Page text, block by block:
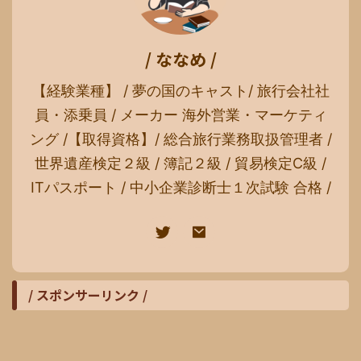
/ ななめ /
【経験業種】 / 夢の国のキャスト/ 旅行会社社
員・添乗員 / メーカー 海外営業・マーケティ
ング /【取得資格】/ 総合旅行業務取扱管理者 /
世界遺産検定２級 / 簿記２級 / 貿易検定C級 /
ITパスポート / 中小企業診断士１次試験 合格 /
/ スポンサーリンク /